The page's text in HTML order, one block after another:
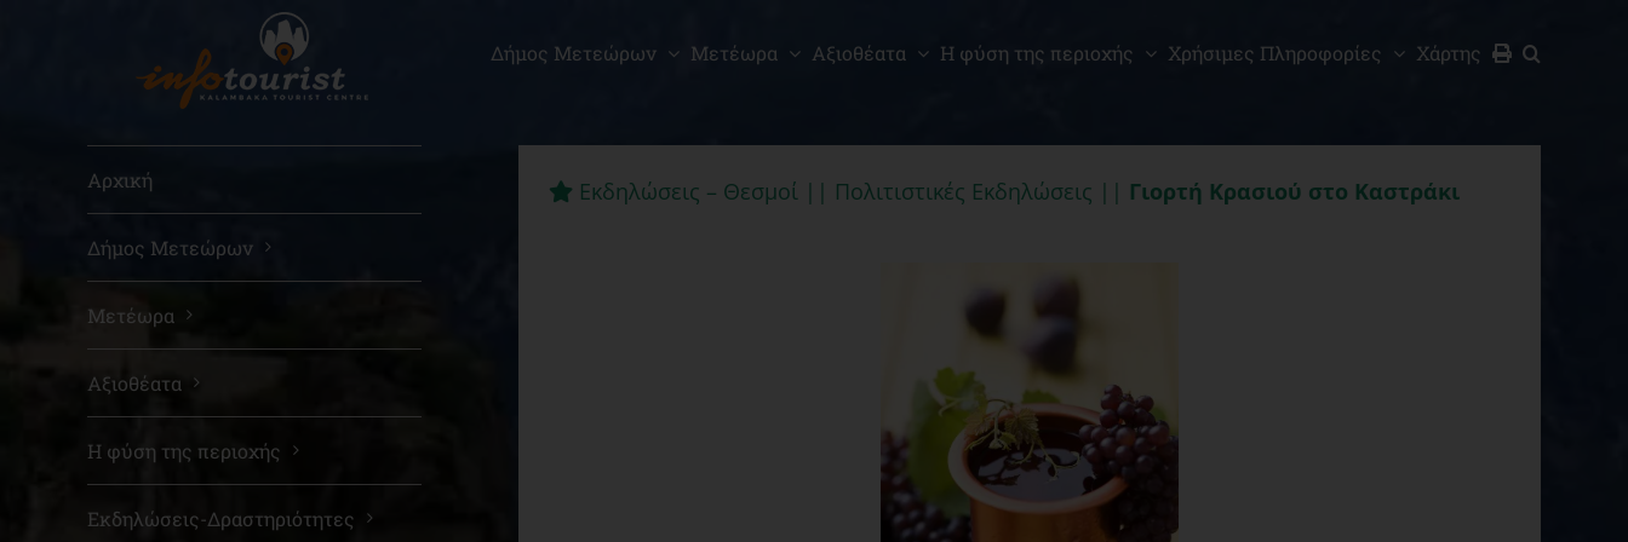
Δήμος Μετεώρων Μετέωρα Αξιοθέατα Η φύση της περιοχής Χρήσιμες Πληροφορίες Χάρτης
Εκδηλώσεις – Θεσμοί || Πολιτιστικές Εκδηλώσεις || Γιορτή Κρασιού στο Καστράκι
Αρχική
Δήμος Μετεώρων
Μετέωρα
Αξιοθέατα
Η φύση της περιοχής
Εκδηλώσεις-Δραστηριότητες